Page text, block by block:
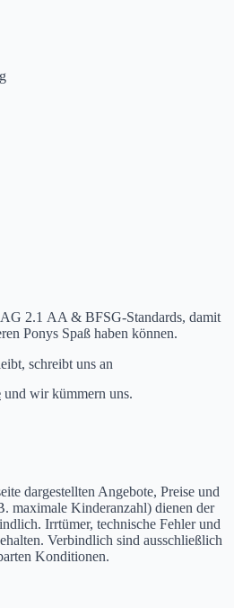
2.1 AA & BFSG-Standards, damit
Ponys Spaß haben können.
schreibt uns an
de
und wir kümmern uns.
dargestellten Angebote, Preise und
maximale Kinderanzahl) dienen der
Irrtümer, technische Fehler und
Verbindlich sind ausschließlich
Konditionen.